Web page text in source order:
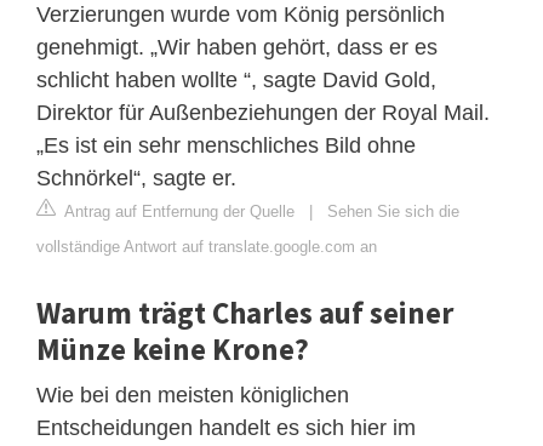
Verzierungen wurde vom König persönlich
genehmigt. „Wir haben gehört, dass er es
schlicht haben wollte “, sagte David Gold,
Direktor für Außenbeziehungen der Royal Mail.
„Es ist ein sehr menschliches Bild ohne
Schnörkel“, sagte er.
Antrag auf Entfernung der Quelle | Sehen Sie sich die
vollständige Antwort auf translate.google.com an
Warum trägt Charles auf seiner
Münze keine Krone?
Wie bei den meisten königlichen
Entscheidungen handelt es sich hier im